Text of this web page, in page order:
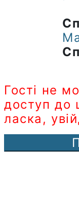
Гості не
доступ до
ласка,